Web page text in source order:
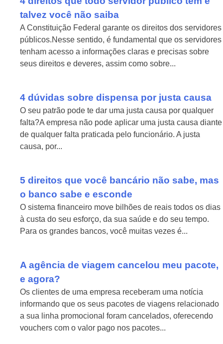
talvez você não saiba
A Constituição Federal garante os direitos dos servidores
públicos.Nesse sentido, é fundamental que os servidores
tenham acesso a informações claras e precisas sobre
seus direitos e deveres, assim como sobre...
4 dúvidas sobre dispensa por justa causa
O seu patrão pode te dar uma justa causa por qualquer
falta?A empresa não pode aplicar uma justa causa diante
de qualquer falta praticada pelo funcionário. A justa
causa, por...
5 direitos que você bancário não sabe, mas
o banco sabe e esconde
O sistema financeiro move bilhões de reais todos os dias
à custa do seu esforço, da sua saúde e do seu tempo.
Para os grandes bancos, você muitas vezes é...
A agência de viagem cancelou meu pacote,
e agora?
Os clientes de uma empresa receberam uma notícia
informando que os seus pacotes de viagens relacionado
a sua linha promocional foram cancelados, oferecendo
vouchers com o valor pago nos pacotes...